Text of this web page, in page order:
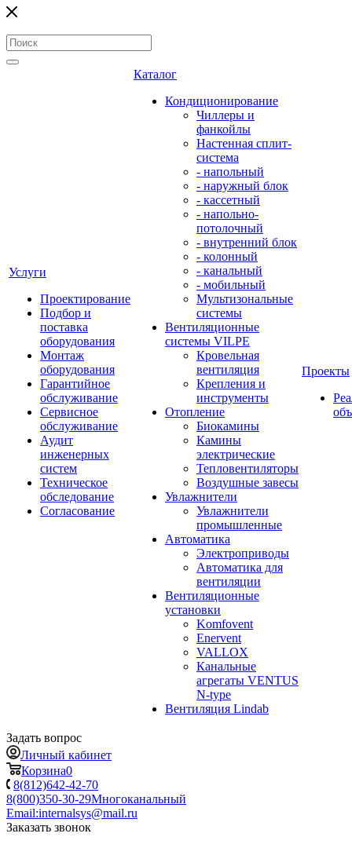
Услуги
Проектирование
Подбор и
поставка
оборудования
Монтаж
оборудования
Гарантийное
обслуживание
Сервисное
обслуживание
Аудит
инженерных
систем
Техническое
обследование
Согласование
Каталог
Кондиционирование
Чиллеры и
фанкойлы
Настенная сплит-
система
- напольный
- наружный блок
- кассетный
- напольно-
потолочный
- внутренний блок
- колонный
- канальный
- мобильный
Мультизональные
системы
Вентиляционные
системы VILPE
Кровельная
вентиляция
Крепления и
инструменты
Отопление
Биокамины
Камины
электрические
Тепловентиляторы
Воздушные завесы
Увлажнители
Увлажнители
промышленные
Автоматика
Электроприводы
Автоматика для
вентиляции
Вентиляционные
установки
Komfovent
Enervent
VALLOX
Канальные
агрегаты VENTUS
N-type
Вентиляция Lindab
Проекты
Задать вопрос
Личный кабинет
Корзина0
8(812)642-42-70
8(800)350-30-29Многоканальный
Email:internalsys@mail.ru
Заказать звонок